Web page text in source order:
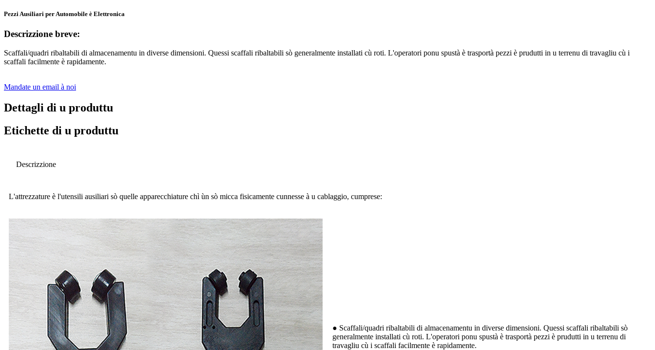
Pezzi Ausiliari per Automobile è Elettronica
Descrizzione breve:
Scaffali/quadri ribaltabili di almacenamentu in diverse dimensioni. Quessi scaffali ribaltabili sò generalmente installati cù roti. L'operatori ponu spustà è trasportà pezzi è prudutti in u terrenu di travagliu cù i
scaffali facilmente è rapidamente.
Mandate un email à noi
Dettagli di u produttu
Etichette di u produttu
Descrizzione
L'attrezzature è l'utensili ausiliari sò quelle apparecchiature chì ùn sò micca fisicamente cunnesse à u cablaggio, cumprese:
● Scaffali/quadri ribaltabili di almacenamentu in diverse dimensioni. Quessi scaffali ribaltabili sò
generalmente installati cù roti. L'operatori ponu spustà è trasportà pezzi è prudutti in u terrenu di
travagliu cù i scaffali facilmente è rapidamente.